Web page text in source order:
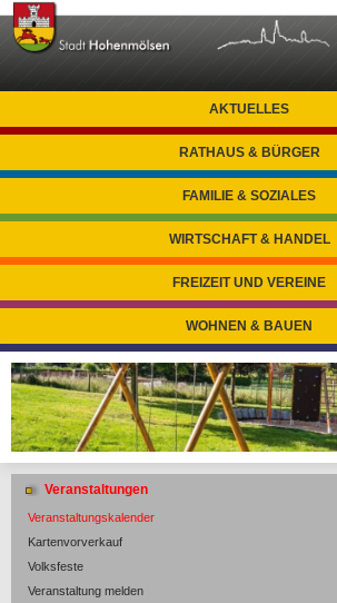
AKTUELLES
RATHAUS & BÜRGER
FAMILIE & SOZIALES
WIRTSCHAFT & HANDEL
FREIZEIT UND VEREINE
WOHNEN & BAUEN
Veranstaltungen
Veranstaltungskalender
Kartenvorverkauf
Volksfeste
Veranstaltung melden